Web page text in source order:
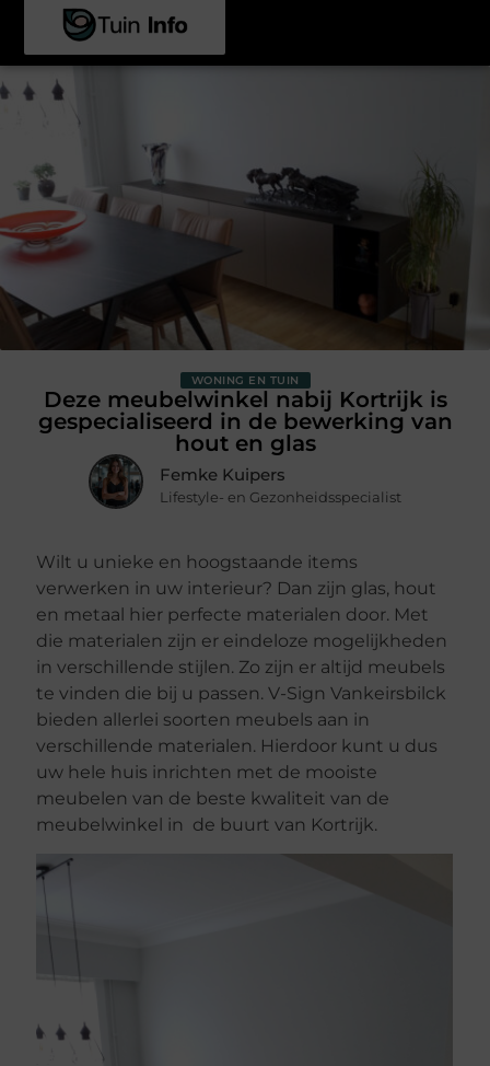
WONING EN TUIN
Deze meubelwinkel nabij Kortrijk is
gespecialiseerd in de bewerking van
hout en glas
Femke Kuipers
Lifestyle- en Gezonheidsspecialist
Wilt u unieke en hoogstaande items
verwerken in uw interieur? Dan zijn glas, hout
en metaal hier perfecte materialen door. Met
die materialen zijn er eindeloze mogelijkheden
in verschillende stijlen. Zo zijn er altijd meubels
te vinden die bij u passen. V-Sign Vankeirsbilck
bieden allerlei soorten meubels aan in
verschillende materialen. Hierdoor kunt u dus
uw hele huis inrichten met de mooiste
meubelen van de beste kwaliteit van de
meubelwinkel in de buurt van Kortrijk.